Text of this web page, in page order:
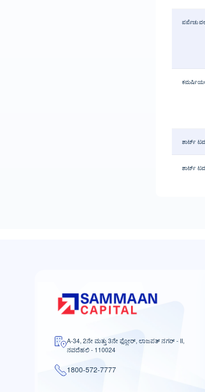
ಶಾರ್ಟ್
ಶಾರ್ಟ್
A-34, 2ನೇ ಮತ್ತು 3ನೇ ಫ್ಲೋರ್, ಲಾಜಪತ್ ನಗರ್ - II,
ನವದೆಹಲಿ - 110024
1800-572-7777